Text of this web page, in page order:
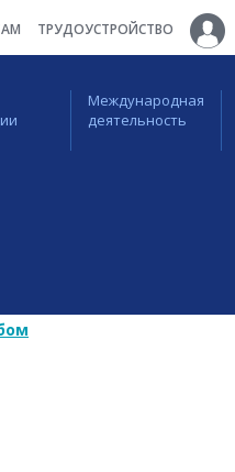
ТРУДОУСТРОЙСТВО
Международная
деятельность